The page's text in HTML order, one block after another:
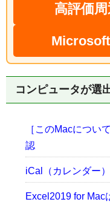
高評価
コンピュータが選
［このMacについ
認
iCal（カレンダー
Excel2019 for Mac